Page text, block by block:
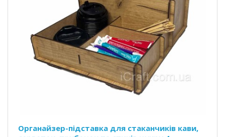
Органайзер-підставка для стаканчиків кави,